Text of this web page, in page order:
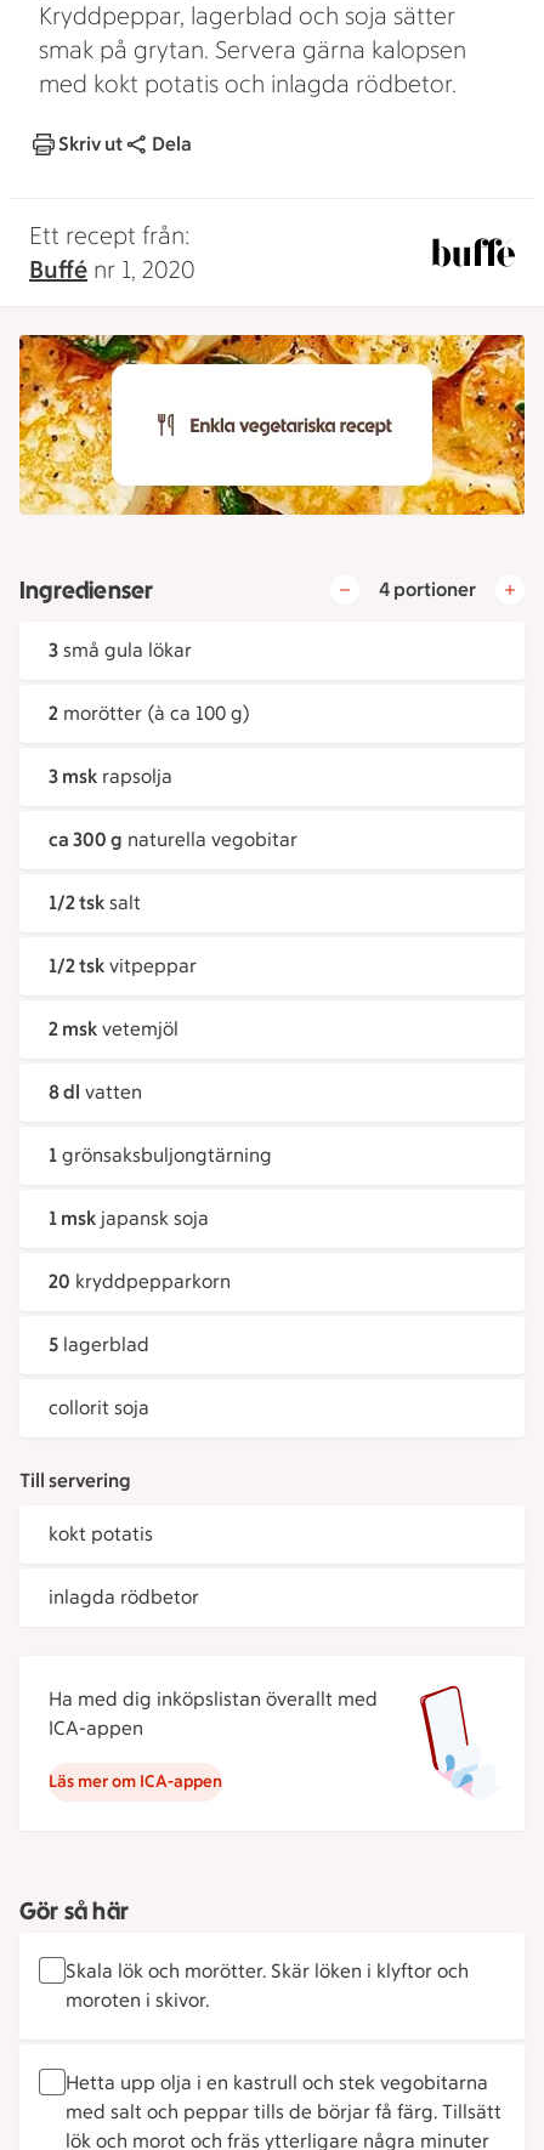
Kryddpeppar, lagerblad och soja sätter
smak på grytan. Servera gärna kalopsen
med kokt potatis och inlagda rödbetor.
Skriv ut Dela
Ett recept från:
Buffé nr 1, 2020
Ingredienser 4 portioner
3 små gula lökar
2 morötter (à ca 100 g)
3 msk rapsolja
ca 300 g naturella vegobitar
1/2 tsk salt
1/2 tsk vitpeppar
2 msk vetemjöl
8 dl vatten
1 grönsaksbuljongtärning
1 msk japansk soja
20 kryddpepparkorn
5 lagerblad
collorit soja
Till servering
kokt potatis
inlagda rödbetor
Ha med dig inköpslistan överallt med
ICA-appen
Läs mer om ICA-appen
Gör så här
Skala lök och morötter. Skär löken i klyftor och
moroten i skivor.
Hetta upp olja i en kastrull och stek vegobitarna
med salt och peppar tills de börjar få färg. Tillsätt
lök och morot och fräs ytterligare några minuter